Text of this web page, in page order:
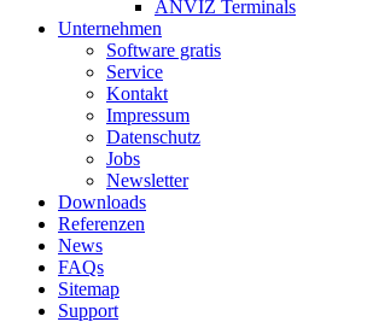
ANVIZ Terminals
Unternehmen
Software gratis
Service
Kontakt
Impressum
Datenschutz
Jobs
Newsletter
Downloads
Referenzen
News
FAQs
Sitemap
Support